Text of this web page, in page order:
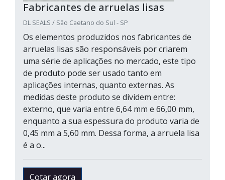
Fabricantes de arruelas lisas
DL SEALS / São Caetano do Sul - SP
Os elementos produzidos nos fabricantes de
arruelas lisas são responsáveis por criarem
uma série de aplicações no mercado, este tipo
de produto pode ser usado tanto em
aplicações internas, quanto externas. As
medidas deste produto se dividem entre:
externo, que varia entre 6,64 mm e 66,00 mm,
enquanto a sua espessura do produto varia de
0,45 mm a 5,60 mm. Dessa forma, a arruela lisa
é a o...
Cotar agora